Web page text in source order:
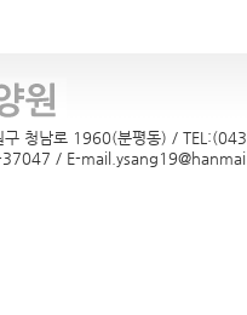
구 청남로 1960(분평동) /
37047 / E-